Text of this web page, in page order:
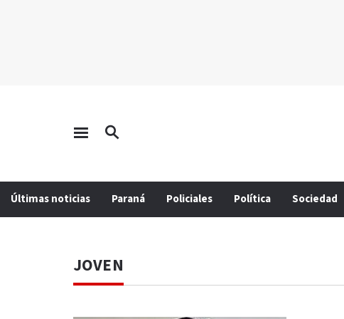
Últimas noticias Paraná Policiales Política Sociedad
JOVEN